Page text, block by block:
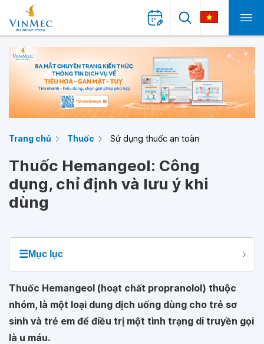
Trang chủ Thuốc Sử dụng thuốc an toàn
Thuốc Hemangeol: Công
dụng, chỉ định và lưu ý khi
dùng
☰Mục lục
Thuốc Hemangeol (hoạt chất propranolol) thuộc
nhóm, là một loại dung dịch uống dùng cho trẻ sơ
sinh và trẻ em để điều trị một tình trạng di truyền gọi
là u máu.